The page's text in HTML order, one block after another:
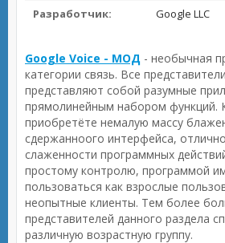
Разработчик:
Google LLC
Google Voice - МОД - необычная
категории связь. Все
представляют собой разумные
прямолинейным набором функций.
приобретёте немалую массу
сдержанноого интерфейса,
слаженности программных
простому контролю, программой
пользоваться как взрослые
неопытные клиенты. Тем более
представителей данного раздела
различную возрастную группу.